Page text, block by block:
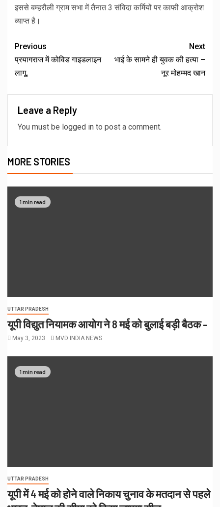
इससे बम्हरौली ग्राम सभा में तैनात 3 संविदा कर्मियों पर काफी आक्रोश
व्याप्त है।
Previous
प्रयागराज में कोविड गाइडलाइन
लागू,
Next
भाई के सामने ही युवक की हत्‍या –
नूर मोहम्मद खान
Leave a Reply
You must be logged in to post a comment.
MORE STORIES
1 min read
UTTAR PRADESH
यूपी विद्युत नियामक आयोग ने 8 मई को बुलाई बड़ी बैठक –
May 3, 2023 MVD INDIA NEWS
1 min read
UTTAR PRADESH
यूपी में 4 मई को होने वाले निकाय चुनाव के मतदान से पहले